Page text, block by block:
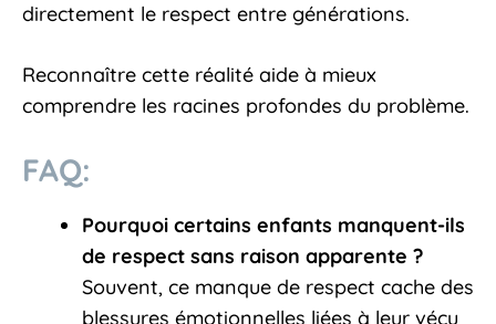
directement le respect entre générations.
Reconnaître cette réalité aide à mieux
comprendre les racines profondes du problème.
FAQ:
Pourquoi certains enfants manquent-ils
de respect sans raison apparente ?
Souvent, ce manque de respect cache des
blessures émotionnelles liées à leur vécu